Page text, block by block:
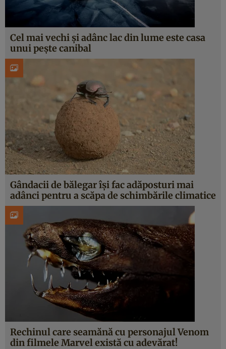
Cel mai vechi și adânc lac din lume este casa
unui pește canibal
Gândacii de bălegar își fac adăposturi mai
adânci pentru a scăpa de schimbările climatice
Rechinul care seamănă cu personajul Venom
din filmele Marvel există cu adevărat!